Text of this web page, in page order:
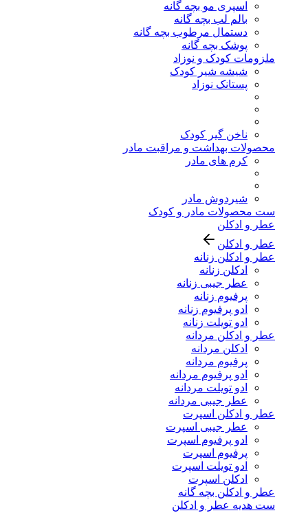
اسپری مو بچه گانه
بالم لب بچه گانه
دستمال مرطوب بچه گانه
پوشک بچه گانه
ملزومات کودک و نوزاد
شیشه شیر کودک
پستانک نوزاد
ناخن گیر کودک
محصولات بهداشت و مراقبت مادر
کرم های مادر
شیردوش مادر
ست محصولات مادر و کودک
عطر و ادکلن
عطر و ادکلن
عطر و ادکلن زنانه
ادکلن زنانه
عطر جیبی زنانه
پرفیوم زنانه
ادو پرفیوم زنانه
ادو تویلت زنانه
عطر و ادکلن مردانه
ادکلن مردانه
پرفیوم مردانه
ادو پرفیوم مردانه
ادو تویلت مردانه
عطر جیبی مردانه
عطر و ادکلن اسپرت
عطر جیبی اسپرت
ادو پرفیوم اسپرت
پرفیوم اسپرت
ادو تویلت اسپرت
ادکلن اسپرت
عطر و ادکلن بچه گانه
ست هدیه عطر و ادکلن